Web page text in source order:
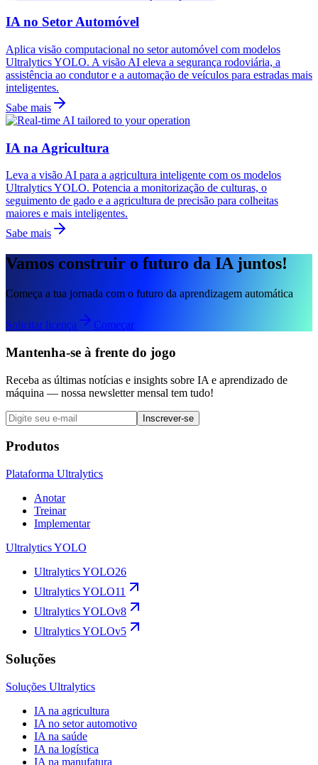
IA no Setor Automóvel
Aplica visão computacional no setor automóvel com modelos
Ultralytics YOLO. A visão AI eleva a segurança rodoviária, a
assistência ao condutor e a automação de veículos para estradas mais
inteligentes.
Sabe mais
IA na Agricultura
Leva a visão AI para a agricultura inteligente com os modelos
Ultralytics YOLO. Potencia a monitorização de culturas, o
seguimento de gado e a agricultura de precisão para colheitas
maiores e mais inteligentes.
Sabe mais
Vamos construir o futuro da IA juntos!
Começa a tua jornada com o futuro da aprendizagem automática
Solicitar licença Começar
Mantenha-se à frente do jogo
Receba as últimas notícias e insights sobre IA e aprendizado de
máquina — nossa newsletter mensal tem tudo!
Inscrever-se
Produtos
Plataforma Ultralytics
Anotar
Treinar
Implementar
Ultralytics YOLO
Ultralytics YOLO26
Ultralytics YOLO11
Ultralytics YOLOv8
Ultralytics YOLOv5
Soluções
Soluções Ultralytics
IA na agricultura
IA no setor automotivo
IA na saúde
IA na logística
IA na manufatura